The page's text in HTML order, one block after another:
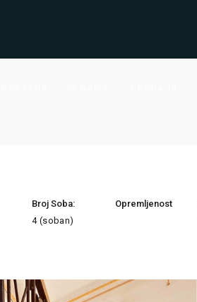
Broj Soba:
4 (soban)
Opremljenost